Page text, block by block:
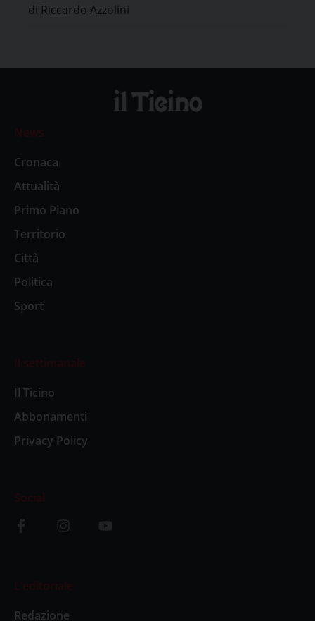
di Riccardo Azzolini
News
Cronaca
Attualità
Primo Piano
Territorio
Città
Politica
Sport
Il settimanale
Il Ticino
Abbonamenti
Privacy Policy
Social
L’editoriale
Redazione